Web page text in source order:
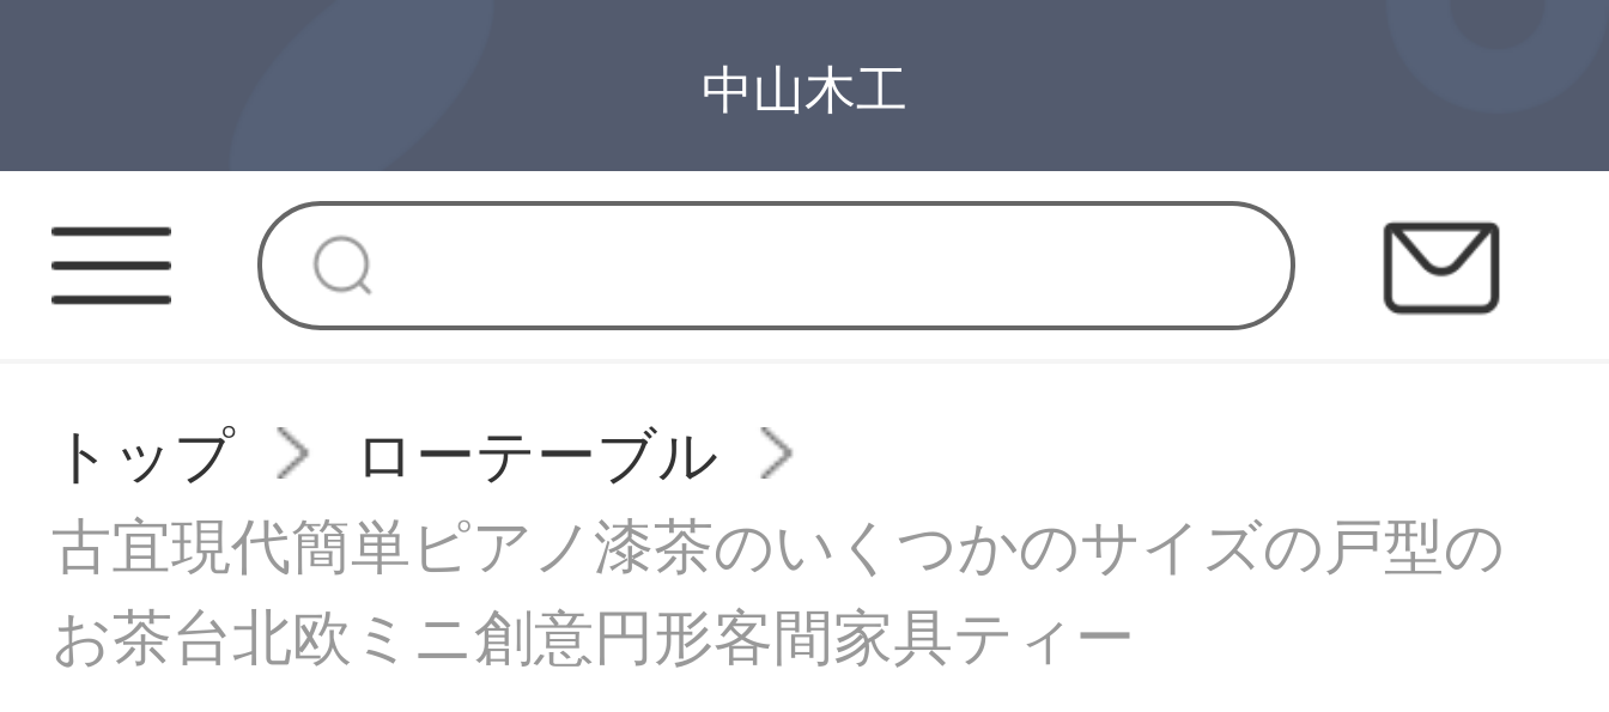
中山木工
トップ
ローテーブル
古宜現代簡単ピアノ漆茶のいくつかのサイズの戸型の
お茶台北欧ミニ創意円形客間家具ティー